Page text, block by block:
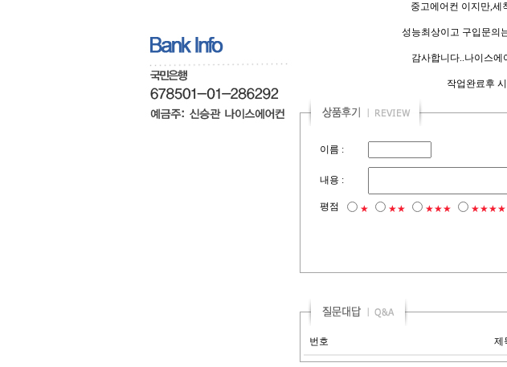
중고에어컨 이지만,세
성능최상이고 구입문의
감사합니다..나이스
작업완료후
이름 :
내용 :
평점 ★ ★★ ★★★ ★★★★
번호 제